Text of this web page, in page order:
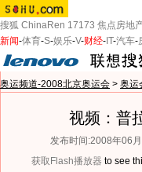
搜狐 ChinaRen 17173 焦点房地
新闻-体育-S-娱乐-V-财经- IT-汽车-
奥运频道-2008北京奥运会 > 奥运
视频：普
发布时间:2008年06
获取Flash播放器 to see